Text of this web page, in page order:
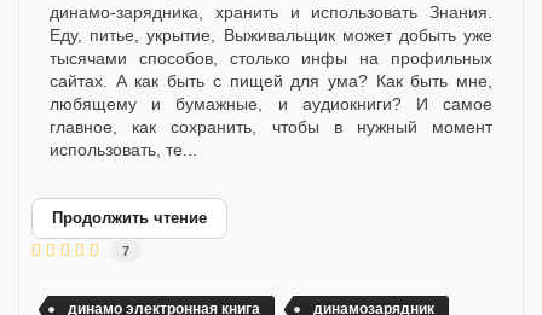
динамо-зарядника, хранить и использовать Знания.
Еду, питье, укрытие, Выживальщик может добыть уже
тысячами способов, столько инфы на профильных
сайтах. А как быть с пищей для ума? Как быть мне,
любящему и бумажные, и аудиокниги? И самое
главное, как сохранить, чтобы в нужный момент
использовать, те...
Продолжить чтение
7
динамо электронная книга
динамозарядник